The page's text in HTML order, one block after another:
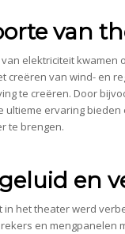
van
elektriciteit kwamen
creëren van wind- en
te creëren. Door
ultieme ervaring
te brengen.
en
in het theater werd
en mengpanelen